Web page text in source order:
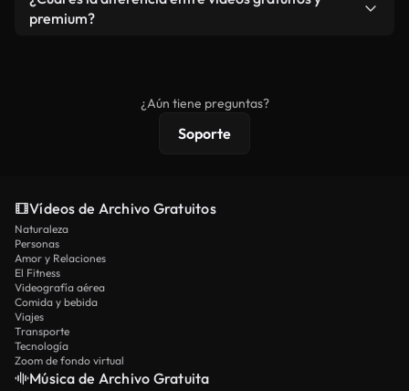
vídeos. Solo asegúrese de que el producto final no
premium?
protecciones de licencia extendidas.
¿Aún tiene preguntas?
Soporte
Vídeos de Archivo Gratuitos
Naturaleza
Personas
Amor y Relaciones
El Fitness
Videografía aérea
Comida y bebida
Viajes
Transporte
Tecnología
Zoom de fondo virtual
Música de Archivo Gratuita